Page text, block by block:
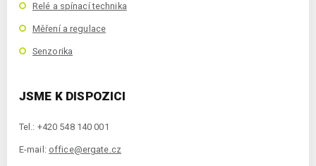
Relé a spínací technika
Měření a regulace
Senzorika
JSME K DISPOZICI
Tel.: +420 548 140 001
E-mail: office@ergate.cz